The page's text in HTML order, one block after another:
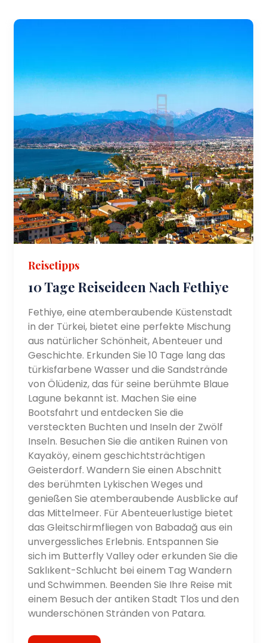
Reisetipps
10 Tage Reiseideen Nach Fethiye
Fethiye, eine atemberaubende Küstenstadt
in der Türkei, bietet eine perfekte Mischung
aus natürlicher Schönheit, Abenteuer und
Geschichte. Erkunden Sie 10 Tage lang das
türkisfarbene Wasser und die Sandstrände
von Ölüdeniz, das für seine berühmte Blaue
Lagune bekannt ist. Machen Sie eine
Bootsfahrt und entdecken Sie die
versteckten Buchten und Inseln der Zwölf
Inseln. Besuchen Sie die antiken Ruinen von
Kayaköy, einem geschichtsträchtigen
Geisterdorf. Wandern Sie einen Abschnitt
des berühmten Lykischen Weges und
genießen Sie atemberaubende Ausblicke auf
das Mittelmeer. Für Abenteuerlustige bietet
das Gleitschirmfliegen von Babadağ aus ein
unvergessliches Erlebnis. Entspannen Sie
sich im Butterfly Valley oder erkunden Sie die
Saklıkent-Schlucht bei einem Tag Wandern
und Schwimmen. Beenden Sie Ihre Reise mit
einem Besuch der antiken Stadt Tlos und den
wunderschönen Stränden von Patara.